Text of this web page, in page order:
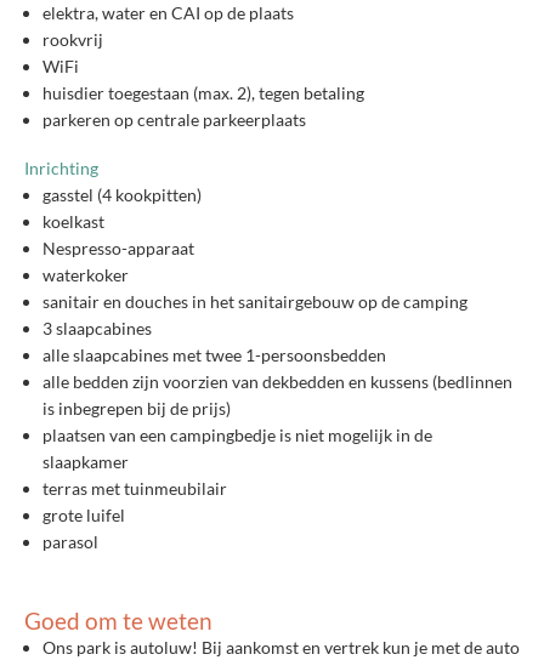
elektra, water en CAI op de plaats
rookvrij
WiFi
huisdier toegestaan (max. 2), tegen betaling
parkeren op centrale parkeerplaats
Inrichting
gasstel (4 kookpitten)
koelkast
Nespresso-apparaat
waterkoker
sanitair en douches in het sanitairgebouw op de camping
3 slaapcabines
alle slaapcabines met twee 1-persoonsbedden
alle bedden zijn voorzien van dekbedden en kussens (bedlinnen
is inbegrepen bij de prijs)
plaatsen van een campingbedje is niet mogelijk in de
slaapkamer
terras met tuinmeubilair
grote luifel
parasol
Goed om te weten
Ons park is autoluw! Bij aankomst en vertrek kun je met de auto